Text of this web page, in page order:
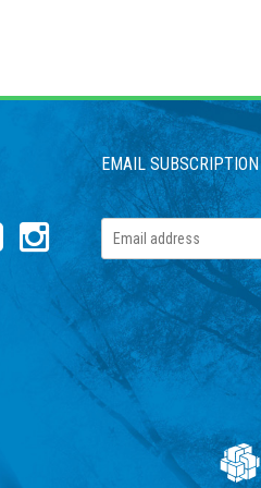
EMAIL SUBSCRIPTION